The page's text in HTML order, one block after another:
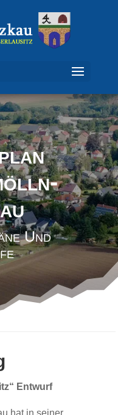
Und
Entwurf
hat in seiner